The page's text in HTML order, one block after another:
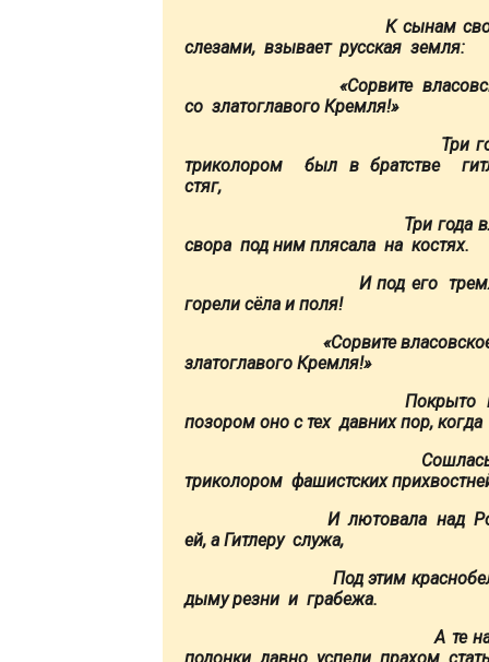
К сынам
слезами, взывает русская земля:
«Сорвите
со златоглавого Кремля!»
Три года с
триколором был в братстве
стяг,
Три года
свора под ним плясала на костях.
И под его тремя
горели сёла и поля!
«Сорвите власовское
златоглавого Кремля!»
Покрыто
позором оно с тех давних пор, когда
Сошлась под
триколором фашистских
И лютовала над
ей, а Гитлеру служа,
Под этим
дыму резни и грабежа.
А те